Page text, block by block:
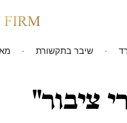
שיבר בתקשורת
ציבור"